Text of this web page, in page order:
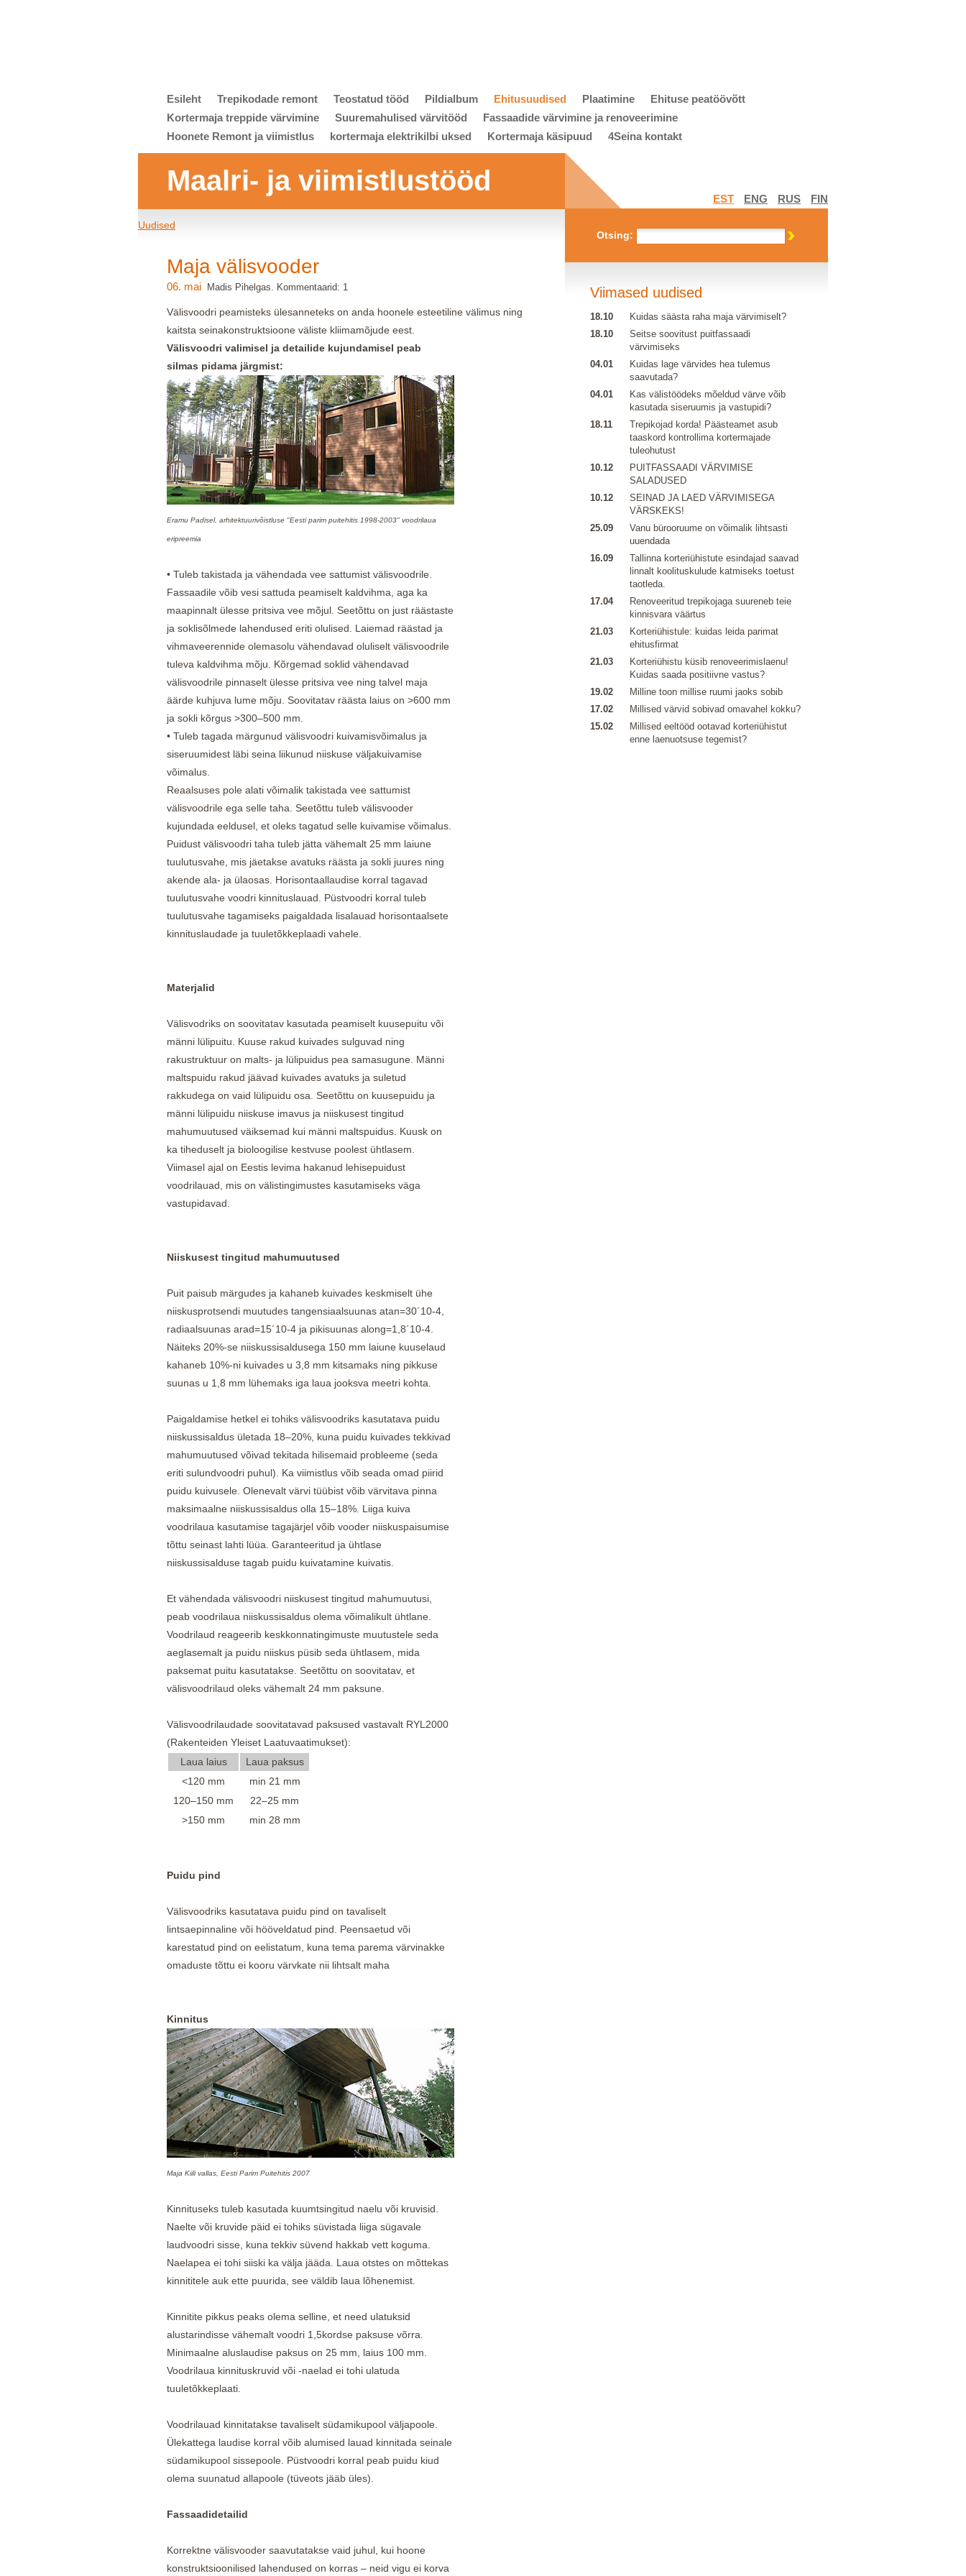
Esileht Trepikodade remont Teostatud tööd Pildialbum Ehitusuudised Plaatimine
Ehituse peatöövõtt
Kortermaja treppide värvimine
Suuremahulised värvitööd
Fassaadide värvimine ja renoveerimine
Hoonete Remont ja viimistlus
kortermaja elektrikilbi uksed Kortermaja käsipuud 4Seina kontakt
Maalri- ja viimistlustööd
Uudised
Maja välisvooder
06. mai Madis Pihelgas. Kommentaarid: 1
Välisvoodri peamisteks ülesanneteks on anda hoonele esteetiline välimus ning
kaitsta seinakonstruktsioone väliste kliimamõjude eest.
Välisvoodri valimisel ja detailide kujundamisel peab
silmas pidama järgmist:
Eramu Padisel, arhitektuurivõistluse "Eesti parim puitehitis 1998-2003" voodrilaua
eripreemia
• Tuleb takistada ja vähendada vee sattumist välisvoodrile.
Fassaadile võib vesi sattuda peamiselt kaldvihma, aga ka
maapinnalt ülesse pritsiva vee mõjul. Seetõttu on just räästaste
ja soklisõlmede lahendused eriti olulised. Laiemad räästad ja
vihmaveerennide olemasolu vähendavad oluliselt välisvoodrile
tuleva kaldvihma mõju. Kõrgemad soklid vähendavad
välisvoodrile pinnaselt ülesse pritsiva vee ning talvel maja
äärde kuhjuva lume mõju. Soovitatav räästa laius on >600 mm
ja sokli kõrgus >300–500 mm.
• Tuleb tagada märgunud välisvoodri kuivamisvõimalus ja
siseruumidest läbi seina liikunud niiskuse väljakuivamise
võimalus.
Reaalsuses pole alati võimalik takistada vee sattumist
välisvoodrile ega selle taha. Seetõttu tuleb välisvooder
kujundada eeldusel, et oleks tagatud selle kuivamise võimalus.
Puidust välisvoodri taha tuleb jätta vähemalt 25 mm laiune
tuulutusvahe, mis jäetakse avatuks räästa ja sokli juures ning
akende ala- ja ülaosas. Horisontaallaudise korral tagavad
tuulutusvahe voodri kinnituslauad. Püstvoodri korral tuleb
tuulutusvahe tagamiseks paigaldada lisalauad horisontaalsete
kinnituslaudade ja tuuletõkkeplaadi vahele.
Materjalid
Välisvodriks on soovitatav kasutada peamiselt kuusepuitu või
männi lülipuitu. Kuuse rakud kuivades sulguvad ning
rakustruktuur on malts- ja lülipuidus pea samasugune. Männi
maltspuidu rakud jäävad kuivades avatuks ja suletud
rakkudega on vaid lülipuidu osa. Seetõttu on kuusepuidu ja
männi lülipuidu niiskuse imavus ja niiskusest tingitud
mahumuutused väiksemad kui männi maltspuidus. Kuusk on
ka tiheduselt ja bioloogilise kestvuse poolest ühtlasem.
Viimasel ajal on Eestis levima hakanud lehisepuidust
voodrilauad, mis on välistingimustes kasutamiseks väga
vastupidavad.
Niiskusest tingitud mahumuutused
Puit paisub märgudes ja kahaneb kuivades keskmiselt ühe
niiskusprotsendi muutudes tangensiaalsuunas atan=30´10-4,
radiaalsuunas arad=15´10-4 ja pikisuunas along=1,8´10-4.
Näiteks 20%-se niiskussisaldusega 150 mm laiune kuuselaud
kahaneb 10%-ni kuivades u 3,8 mm kitsamaks ning pikkuse
suunas u 1,8 mm lühemaks iga laua jooksva meetri kohta.
Paigaldamise hetkel ei tohiks välisvoodriks kasutatava puidu
niiskussisaldus ületada 18–20%, kuna puidu kuivades tekkivad
mahumuutused võivad tekitada hilisemaid probleeme (seda
eriti sulundvoodri puhul). Ka viimistlus võib seada omad piirid
puidu kuivusele. Olenevalt värvi tüübist võib värvitava pinna
maksimaalne niiskussisaldus olla 15–18%. Liiga kuiva
voodrilaua kasutamise tagajärjel võib vooder niiskuspaisumise
tõttu seinast lahti lüüa. Garanteeritud ja ühtlase
niiskussisalduse tagab puidu kuivatamine kuivatis.
Et vähendada välisvoodri niiskusest tingitud mahumuutusi,
peab voodrilaua niiskussisaldus olema võimalikult ühtlane.
Voodrilaud reageerib keskkonnatingimuste muutustele seda
aeglasemalt ja puidu niiskus püsib seda ühtlasem, mida
paksemat puitu kasutatakse. Seetõttu on soovitatav, et
välisvoodrilaud oleks vähemalt 24 mm paksune.
Välisvoodrilaudade soovitatavad paksused vastavalt RYL2000
(Rakenteiden Yleiset Laatuvaatimukset):
Laua laius
Laua paksus
<120 mm
min 21 mm
120–150 mm
22–25 mm
>150 mm
min 28 mm
Puidu pind
Välisvoodriks kasutatava puidu pind on tavaliselt
lintsaepinnaline või hööveldatud pind. Peensaetud või
karestatud pind on eelistatum, kuna tema parema värvinakke
omaduste tõttu ei kooru värvkate nii lihtsalt maha
Kinnitus
Maja Kiili vallas, Eesti Parim Puitehitis 2007
Kinnituseks tuleb kasutada kuumtsingitud naelu või kruvisid.
Naelte või kruvide päid ei tohiks süvistada liiga sügavale
laudvoodri sisse, kuna tekkiv süvend hakkab vett koguma.
Naelapea ei tohi siiski ka välja jääda. Laua otstes on mõttekas
kinnititele auk ette puurida, see väldib laua lõhenemist.
Kinnitite pikkus peaks olema selline, et need ulatuksid
alustarindisse vähemalt voodri 1,5kordse paksuse võrra.
Minimaalne aluslaudise paksus on 25 mm, laius 100 mm.
Voodrilaua kinnituskruvid või -naelad ei tohi ulatuda
tuuletõkkeplaati.
Voodrilauad kinnitatakse tavaliselt südamikupool väljapoole.
Ülekattega laudise korral võib alumised lauad kinnitada seinale
südamikupool sissepoole. Püstvoodri korral peab puidu kiud
olema suunatud allapoole (tüveots jääb üles).
Fassaadidetailid
Korrektne välisvooder saavutatakse vaid juhul, kui hoone
konstruktsioonilised lahendused on korras – neid vigu ei korva
EST ENG RUS FIN
Otsing:
Viimased uudised
18.10
Kuidas säästa raha maja värvimiselt?
18.10
Seitse soovitust puitfassaadi
värvimiseks
04.01
Kuidas lage värvides hea tulemus
saavutada?
04.01
Kas välistöödeks mõeldud värve võib
kasutada siseruumis ja vastupidi?
18.11
Trepikojad korda! Päästeamet asub
taaskord kontrollima kortermajade
tuleohutust
10.12
PUITFASSAADI VÄRVIMISE
SALADUSED
10.12
SEINAD JA LAED VÄRVIMISEGA
VÄRSKEKS!
25.09
Vanu bürooruume on võimalik lihtsasti
uuendada
16.09
Tallinna korteriühistute esindajad saavad
linnalt koolituskulude katmiseks toetust
taotleda.
17.04
Renoveeritud trepikojaga suureneb teie
kinnisvara väärtus
21.03
Korteriühistule: kuidas leida parimat
ehitusfirmat
21.03
Korteriühistu küsib renoveerimislaenu!
Kuidas saada positiivne vastus?
19.02
Milline toon millise ruumi jaoks sobib
17.02
Millised värvid sobivad omavahel kokku?
15.02
Millised eeltööd ootavad korteriühistut
enne laenuotsuse tegemist?